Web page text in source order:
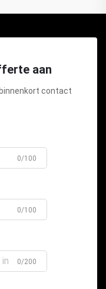
aan
contact
0/100
0/100
0/200